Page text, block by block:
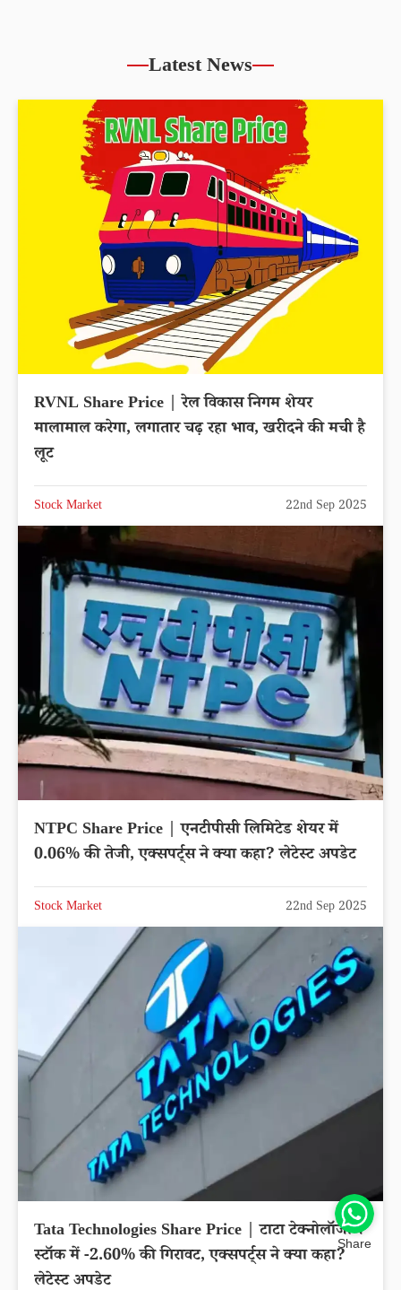
Latest News
RVNL Share Price | रेल विकास निगम शेयर
मालामाल करेगा, लगातार चढ़ रहा भाव, खरीदने की मची है
लूट
Stock Market 22nd Sep 2025
NTPC Share Price | एनटीपीसी लिमिटेड शेयर में
0.06% की तेजी, एक्सपर्ट्स ने क्या कहा? लेटेस्ट अपडेट
Stock Market 22nd Sep 2025
Tata Technologies Share Price | टाटा टेक्नोलॉजीज
स्टॉक में -2.60% की गिरावट, एक्सपर्ट्स ने क्या कहा?
लेटेस्ट अपडेट
Share